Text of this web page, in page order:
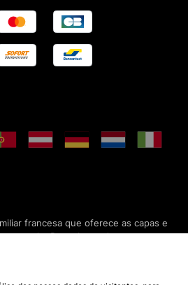
francesa que oferece as capas e
mercado. Descubra todas as nossas
protecções de ecrã e acessórios
computador ou relógio conectado.
novidades todos os dias para lhe